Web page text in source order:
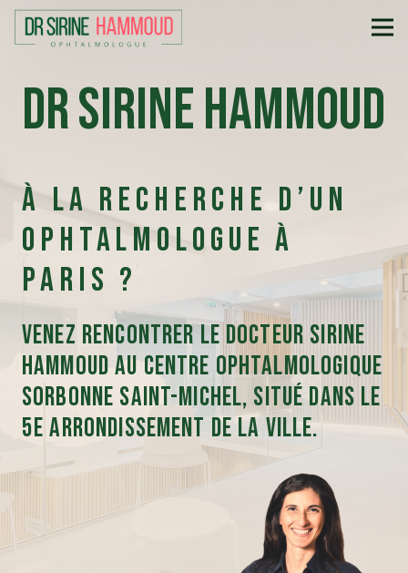
Dr Sirine Hammoud
À la recherche d’un
ophtalmologue à
Paris ?
Venez rencontrer le docteur Sirine
Hammoud au centre ophtalmologique
Sorbonne Saint-Michel, situé dans le
5e arrondissement de la ville.